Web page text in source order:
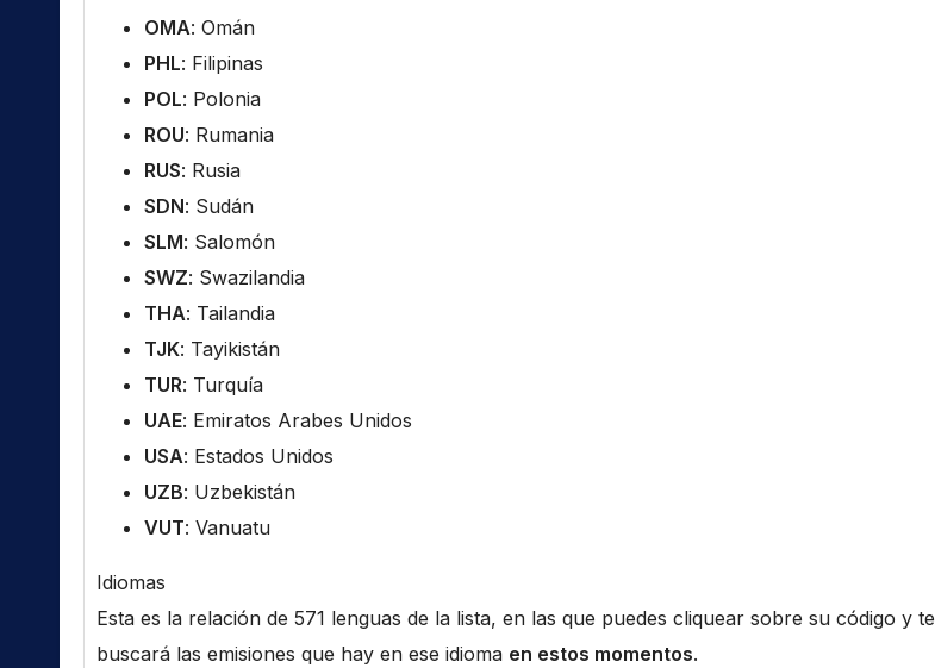
OMA: Omán
PHL: Filipinas
POL: Polonia
ROU: Rumania
RUS: Rusia
SDN: Sudán
SLM: Salomón
SWZ: Swazilandia
THA: Tailandia
TJK: Tayikistán
TUR: Turquía
UAE: Emiratos Arabes Unidos
USA: Estados Unidos
UZB: Uzbekistán
VUT: Vanuatu
Idiomas
Esta es la relación de 571 lenguas de la lista, en las que puedes cliquear sobre su código y te
buscará las emisiones que hay en ese idioma en estos momentos.